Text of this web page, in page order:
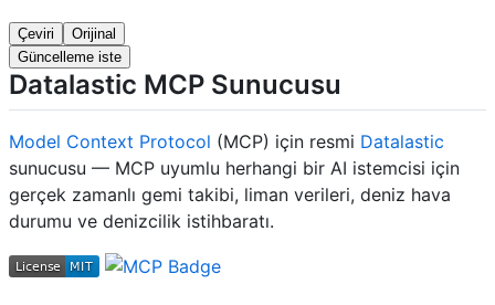
Çeviri
Orijinal
Güncelleme iste
Datalastic MCP Sunucusu
Model Context Protocol (MCP) için resmi Datalastic
sunucusu — MCP uyumlu herhangi bir AI istemcisi için
gerçek zamanlı gemi takibi, liman verileri, deniz hava
durumu ve denizcilik istihbaratı.